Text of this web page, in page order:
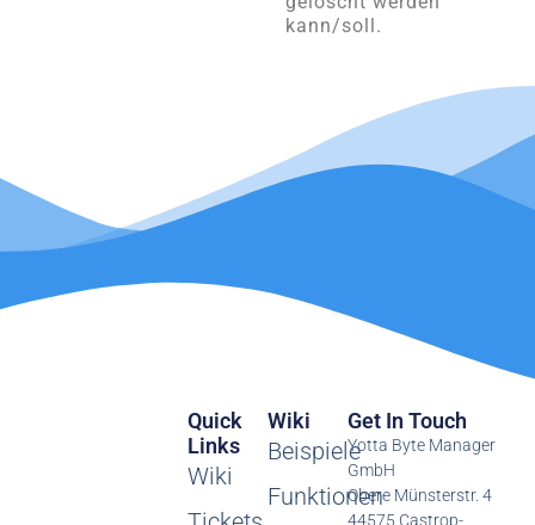
kann/soll.
Wiki
Beispiele
Funktionen
Quick
Links
Wiki
Get In Touch
Yotta Byte Manager
GmbH
Obere Münsterstr. 4
44575 Castrop-